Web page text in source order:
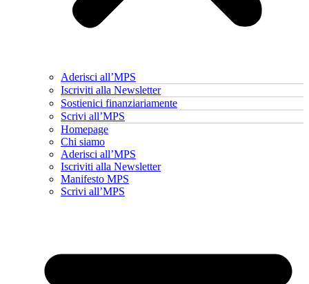
Aderisci all’MPS
Iscriviti alla Newsletter
Sostienici finanziariamente
Scrivi all’MPS
Homepage
Chi siamo
Aderisci all’MPS
Iscriviti alla Newsletter
Manifesto MPS
Scrivi all’MPS